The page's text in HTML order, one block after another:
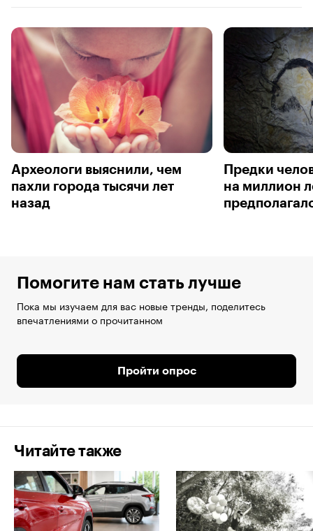
Археологи выяснили, чем
пахли города тысячи лет
назад
Предки
на миллион
Помогите нам стать лучше
Пока мы изучаем для вас новые тренды, поделитесь
впечатлениями о прочитанном
Пройти опрос
Читайте также